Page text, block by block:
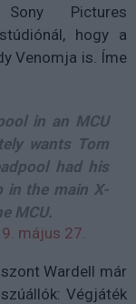
Pictures
hogy a
Venomja is. Íme
in an MCU
wants Tom
had his
in the main X-
MCU.
május 27.
Wardell már
Végjáték